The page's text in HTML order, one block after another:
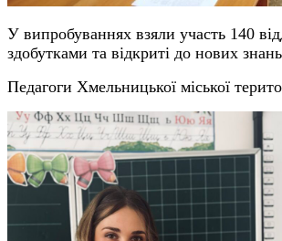
У випробуваннях взяли участь 140
здобутками та відкриті до нових
Педагоги Хмельницької міської